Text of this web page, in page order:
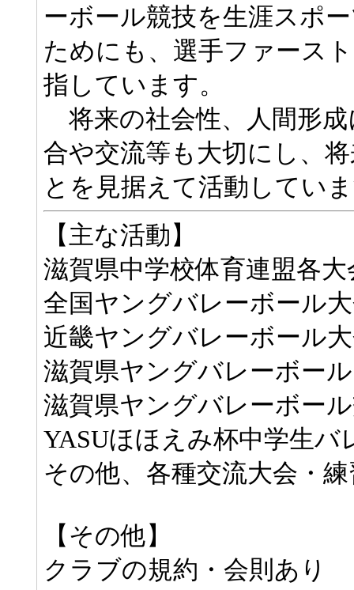
ーボール競技を生涯スポ
ためにも、選手ファース
指しています。
将来の社会性、人間形
合や交流等も大切にし、
とを見据えて活動してい
【主な活動】
滋賀県中学校体育連盟各大
全国ヤングバレーボール
近畿ヤングバレーボール
滋賀県ヤングバレーボー
滋賀県ヤングバレーボー
YASUほほえみ杯中学生バ
その他、各種交流大会・
【その他】
クラブの規約・会則あり